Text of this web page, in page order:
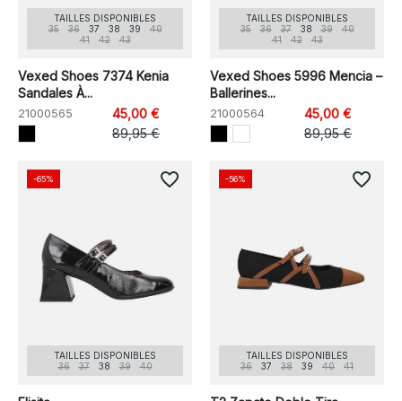
TAILLES DISPONIBLES
35
36 37 38 39
40
41
42 43
Vexed Shoes 7374 Kenia
Sandales À...
21000565
45,00 €
89,95 €
TAILLES DISPONIBLES
35
36 37 38 39
40
41
42 43
Vexed Shoes 5996 Mencia –
Ballerines...
21000564
45,00 €
89,95 €
TAILLES DISPONIBLES
36
37 38 39 40
-65% favorite_border
TAILLES DISPONIBLES
36
37 38 39 40 41
-56% favorite_border